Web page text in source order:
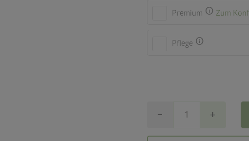
Premium info Zum
Pflege info
remove add